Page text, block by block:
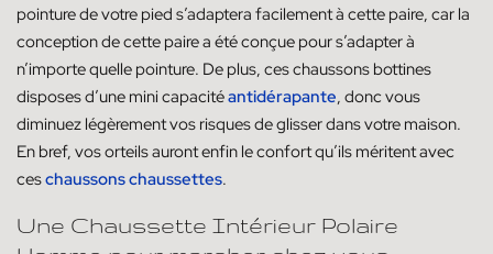
pointure de votre pied s’adaptera facilement à cette paire, car la
conception de cette paire a été conçue pour s’adapter à
n’importe quelle pointure. De plus, ces chaussons bottines
disposes d’une mini capacitéantidérapante, donc vous
diminuez légèrement vos risques de glisser dans votre maison.
En bref, vos orteils auront enfin le confort qu’ils méritent avec
ceschaussons chaussettes.
Une Chaussette Intérieur Polaire